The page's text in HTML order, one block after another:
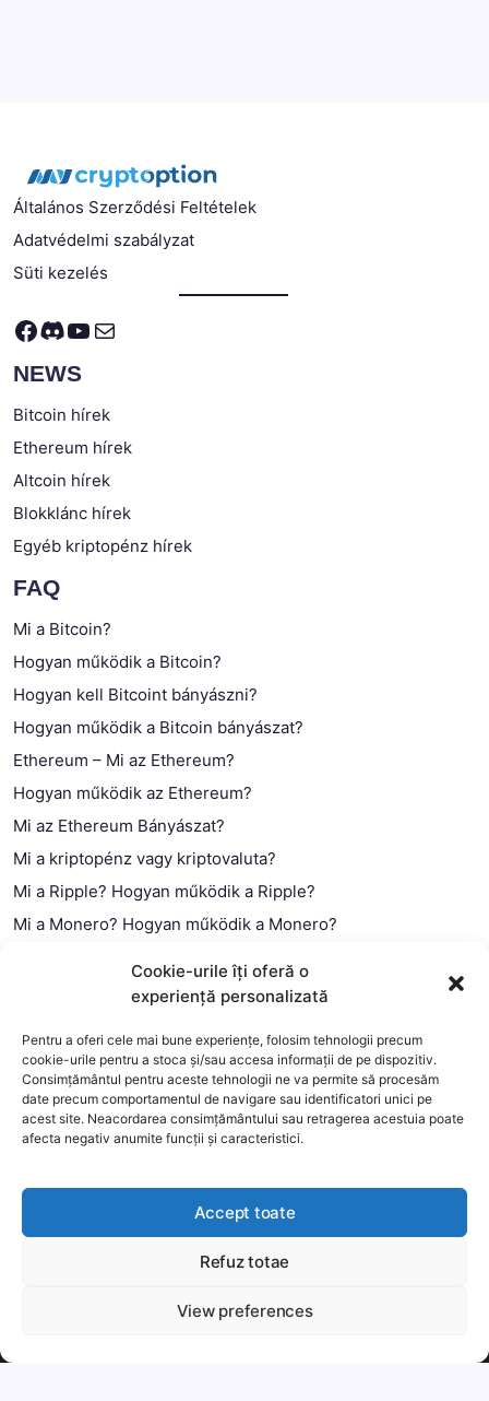
Cookie-urile îți oferă o
experiență personalizată
Pentru a oferi cele mai bune experiențe, folosim tehnologii precum
cookie-urile pentru a stoca și/sau accesa informații de pe dispozitiv.
Consimțământul pentru aceste tehnologii ne va permite să procesăm
date precum comportamentul de navigare sau identificatori unici pe
acest site. Neacordarea consimțământului sau retragerea acestuia poate
afecta negativ anumite funcții și caracteristici.
Accept toate
Refuz totae
View preferences
Általános Szerződési Feltételek
Adatvédelmi szabályzat
Süti kezelés
Facebook
Discord
YouTube
Mail
NEWS
Bitcoin hírek
Ethereum hírek
Altcoin hírek
Blokklánc hírek
Egyéb kriptopénz hírek
FAQ
Mi a Bitcoin?
Hogyan működik a Bitcoin?
Hogyan kell Bitcoint bányászni?
Hogyan működik a Bitcoin bányászat?
Ethereum – Mi az Ethereum?
Hogyan működik az Ethereum?
Mi az Ethereum Bányászat?
Mi a kriptopénz vagy kriptovaluta?
Mi a Ripple? Hogyan működik a Ripple?
Mi a Monero? Hogyan működik a Monero?
Mi a blokklánc (technológia)?
This website uses cookies to improve your experience. We'll